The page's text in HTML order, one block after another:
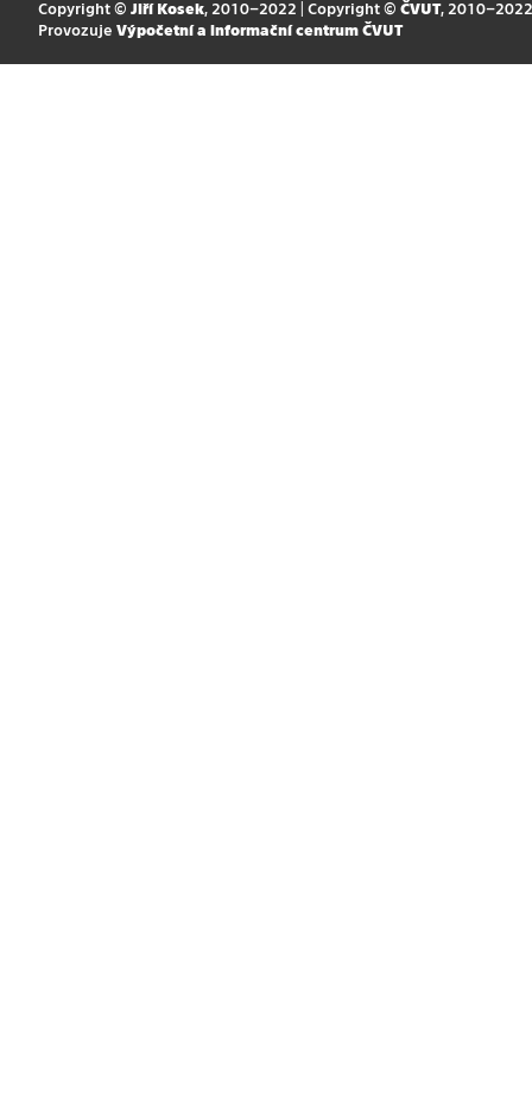
Copyright © Jiří Kosek, 2010–2022 | Copyright © ČVUT, 2010–2022
Provozuje Výpočetní a informační centrum ČVUT